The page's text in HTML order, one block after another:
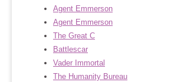
Agent Emmerson
Agent Emmerson
The Great C
Battlescar
Vader Immortal
The Humanity Bureau